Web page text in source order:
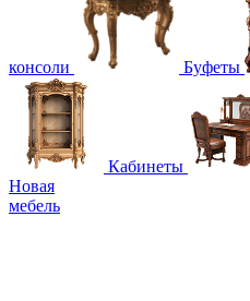
консоли Буфеты
Кабинеты
Новая
мебель